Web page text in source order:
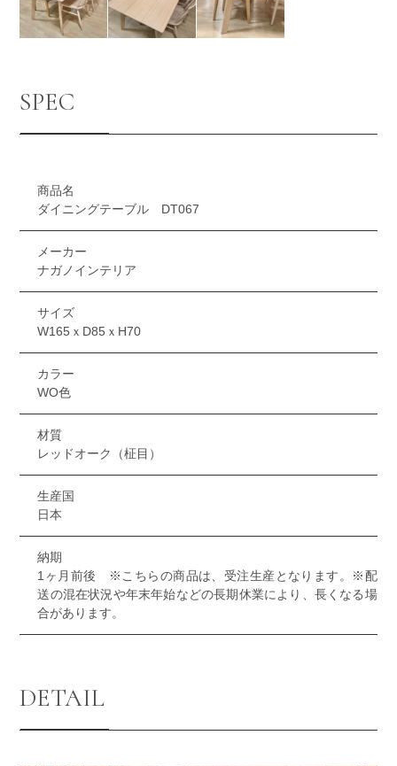
SPEC
商品名
ダイニングテーブル DT067
メーカー
ナガノインテリア
サイズ
W165ｘD85ｘH70
カラー
WO色
材質
レッドオーク（柾目）
生産国
日本
納期
1ヶ月前後 ※こちらの商品は、受注生産となります。※配
送の混在状況や年末年始などの長期休業により、長くなる場
合があります。
DETAIL